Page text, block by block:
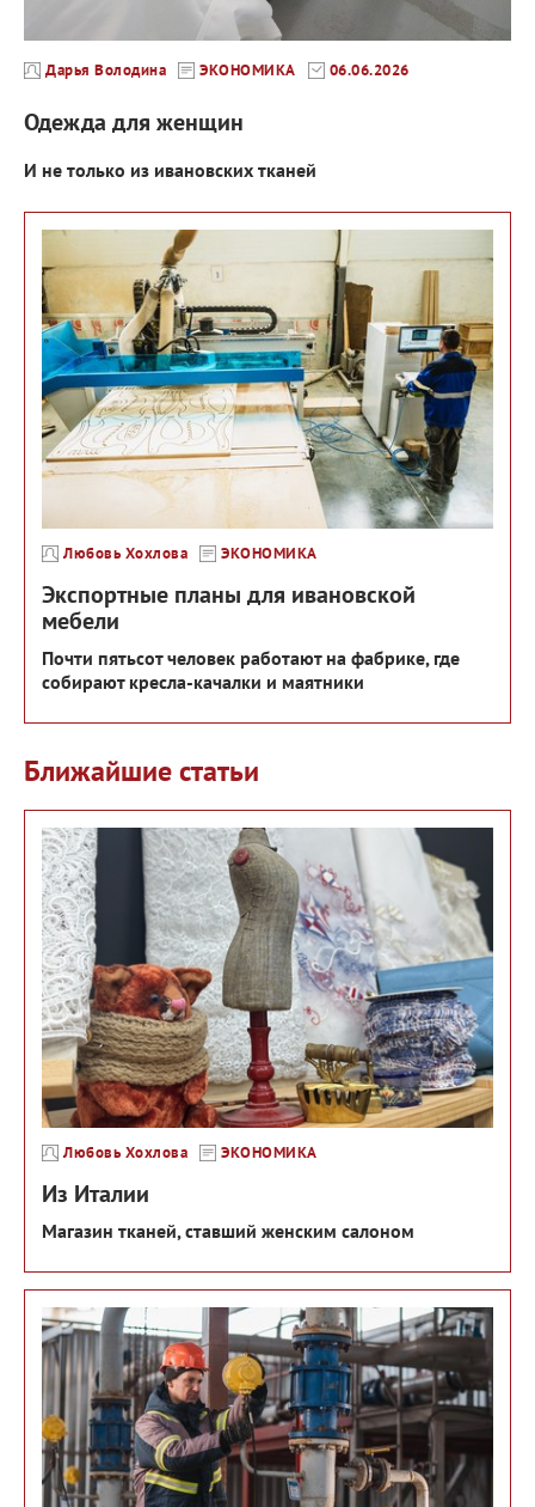
Дарья Володина ЭКОНОМИКА 06.06.2026
Одежда для женщин
И не только из ивановских тканей
Любовь Хохлова ЭКОНОМИКА
Экспортные планы для ивановской
мебели
Почти пятьсот человек работают на фабрике, где
собирают кресла-качалки и маятники
Ближайшие статьи
Любовь Хохлова ЭКОНОМИКА
Из Италии
Магазин тканей, ставший женским салоном